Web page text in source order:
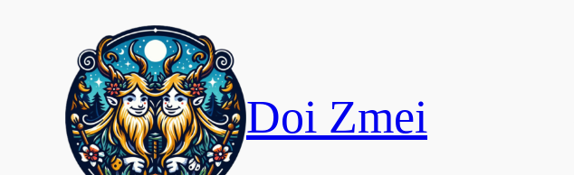
Doi Zmei